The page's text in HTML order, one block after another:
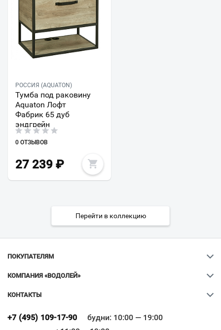
РОССИЯ (AQUATON)
Тумба под раковину
Aquaton Лофт
Фабрик 65 дуб
эндгрейн
0 ОТЗЫВОВ
27 239 ₽
Перейти в коллекцию
ПОКУПАТЕЛЯМ
КОМПАНИЯ «ВОДОЛЕЙ»
КОНТАКТЫ
+7 (495) 109-17-90
будни: 10:00 — 19:00